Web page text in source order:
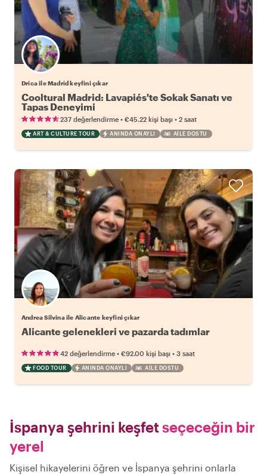
Drica ile Madrid keyfini çıkar
Cooltural Madrid: Lavapiés'te Sokak Sanatı ve
Tapas Deneyimi
237 değerlendirme • €45.22 kişi başı • 2 saat
ART & CULTURE TOUR ANINDA ONAYLI AILE DOSTU
Andrea Silvina ile Alicante keyfini çıkar
Alicante gelenekleri ve pazarda tadımlar
42 değerlendirme • €92.00 kişi başı • 3 saat
FOOD TOUR ANINDA ONAYLI AILE DOSTU
İspanya şehrini keşfetseçeceğin bir
yerel
Kişisel hikayelerini öğren ve İspanya şehrini onlarla